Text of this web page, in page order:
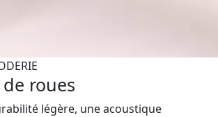
de roues
légère, une acoustique